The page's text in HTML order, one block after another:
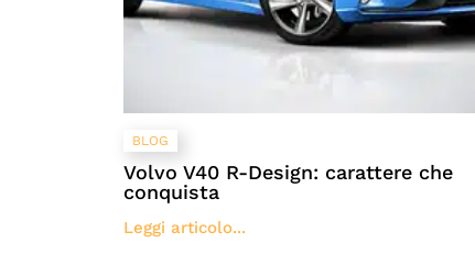
BLOG
Volvo V40 R-Design: carattere che
conquista
Leggi articolo...